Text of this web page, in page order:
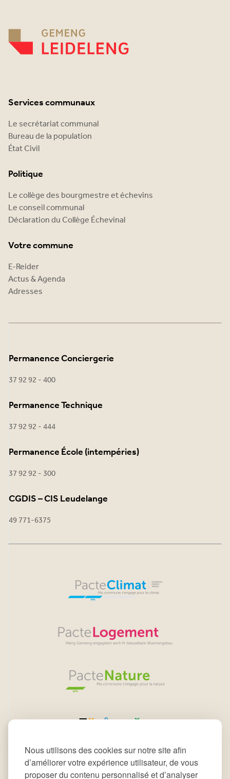
Nous utilisons des cookies sur notre site afin
d’améliorer votre expérience utilisateur, de vous
proposer du contenu personnalisé et d’analyser
Services communaux
Le secrétariat communal
Bureau de la population
État Civil
Politique
Le collège des bourgmestre et échevins
Le conseil communal
Déclaration du Collège Échevinal
Votre commune
E-Reider
Actus & Agenda
Adresses
Permanence Conciergerie
37 92 92 - 400
Permanence Technique
37 92 92 - 444
Permanence École (intempéries)
37 92 92 - 300
CGDIS – CIS Leudelange
49 771-6375